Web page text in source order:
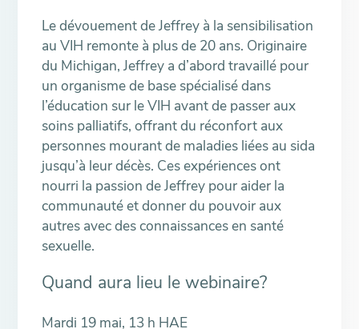
Le dévouement de Jeffrey à la sensibilisation
au VIH remonte à plus de 20 ans. Originaire
du Michigan, Jeffrey a d’abord travaillé pour
un organisme de base spécialisé dans
l’éducation sur le VIH avant de passer aux
soins palliatifs, offrant du réconfort aux
personnes mourant de maladies liées au sida
jusqu’à leur décès. Ces expériences ont
nourri la passion de Jeffrey pour aider la
communauté et donner du pouvoir aux
autres avec des connaissances en santé
sexuelle.
Quand aura lieu le webinaire?
Mardi 19 mai, 13 h HAE